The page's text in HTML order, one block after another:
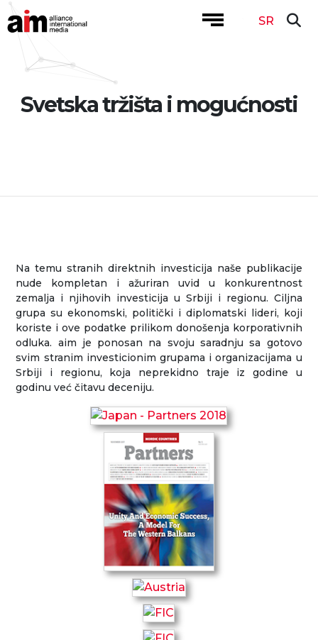
SR
Svetska tržišta i mogućnosti
Na temu stranih direktnih investicija naše publikacije
nude kompletan i ažuriran uvid u konkurentnost
zemalja i njihovih investicija u Srbiji i regionu. Ciljna
grupa su ekonomski, politički i diplomatski lideri, koji
koriste i ove podatke prilikom donošenja korporativnih
odluka. aim je ponosan na svoju saradnju sa gotovo
svim stranim investicionim grupama i organizacijama u
Srbiji i regionu, koja neprekidno traje iz godine u
godinu već čitavu deceniju.